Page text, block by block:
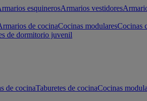
esquinerosArmarios vestidores
de cocinaCocinas modularesCocinas
de dormitorio juvenil
de cocinaTaburetes de cocinaCocinas